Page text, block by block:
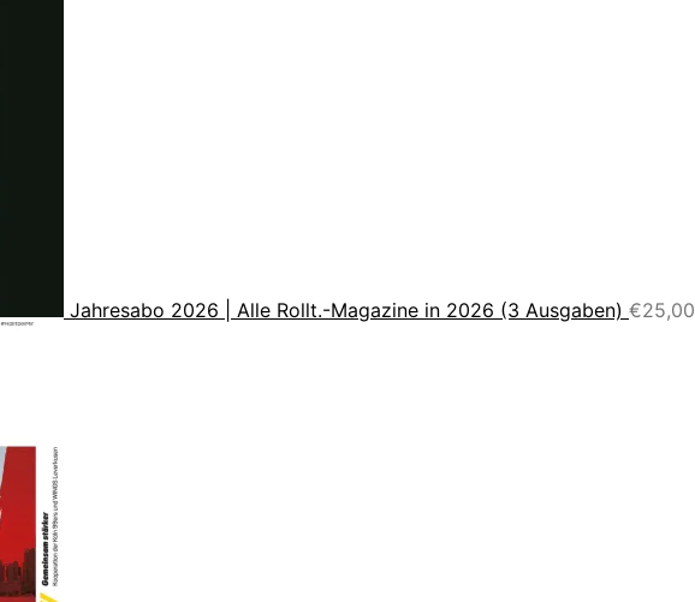
Jahresabo 2026 | Alle Rollt.-Magazine in 2026 (3 Ausgaben) €25,00